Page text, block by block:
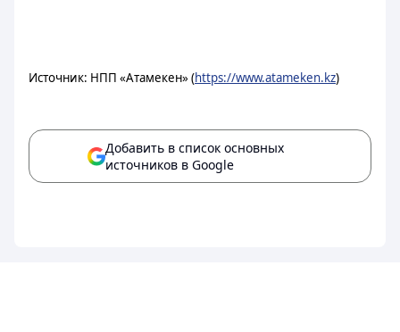
Источник: НПП «Атамекен» (https://www.atameken.kz)
Добавить в список основных
источников в Google